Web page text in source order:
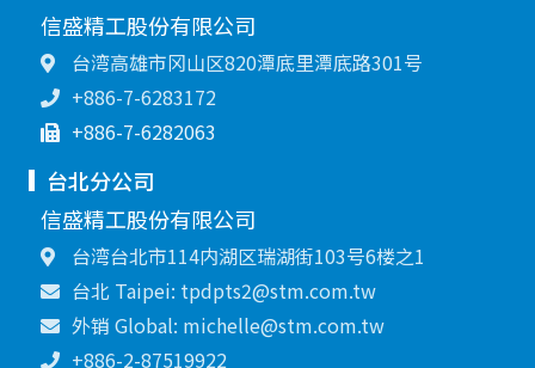
信盛精工股份有限公司
台湾高雄市冈山区820潭底里潭底路301号
+886-7-6283172
+886-7-6282063
台北分公司
信盛精工股份有限公司
台湾台北市114内湖区瑞湖街103号6楼之1
台北 Taipei: tpdpts2@stm.com.tw
外销 Global: michelle@stm.com.tw
+886-2-87519922